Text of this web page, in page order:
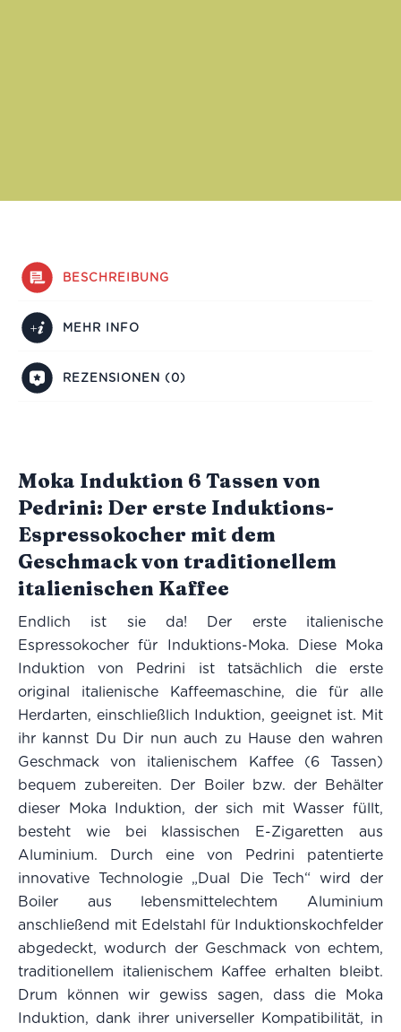
BESCHREIBUNG
MEHR INFO
REZENSIONEN (0)
Moka Induktion 6 Tassen von
Pedrini: Der erste Induktions-
Espressokocher mit dem
Geschmack von traditionellem
italienischen Kaffee
Endlich ist sie da! Der erste italienische
Espressokocher für Induktions-Moka. Diese Moka
Induktion von Pedrini ist tatsächlich die erste
original italienische Kaffeemaschine, die für alle
Herdarten, einschließlich Induktion, geeignet ist. Mit
ihr kannst Du Dir nun auch zu Hause den wahren
Geschmack von italienischem Kaffee (6 Tassen)
bequem zubereiten. Der Boiler bzw. der Behälter
dieser Moka Induktion, der sich mit Wasser füllt,
besteht wie bei klassischen E-Zigaretten aus
Aluminium. Durch eine von Pedrini patentierte
innovative Technologie „Dual Die Tech“ wird der
Boiler aus lebensmittelechtem Aluminium
anschließend mit Edelstahl für Induktionskochfelder
abgedeckt, wodurch der Geschmack von echtem,
traditionellem italienischem Kaffee erhalten bleibt.
Drum können wir gewiss sagen, dass die Moka
Induktion, dank ihrer universeller Kompatibilität, in